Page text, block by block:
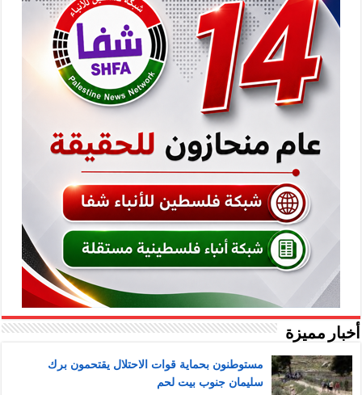
أخبار مميزة
مستوطنون بحماية قوات الاحتلال يقتحمون برك
سليمان جنوب بيت لحم